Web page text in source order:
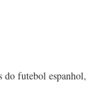
do futebol espanhol,